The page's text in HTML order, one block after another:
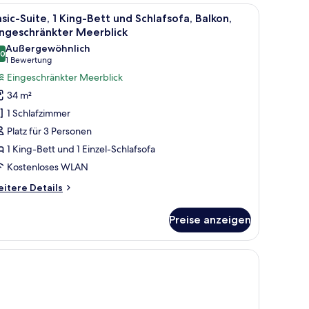
einem Schreibtisch mit Stuhl, einem Kleiderschrank, einem Badezimmer
Ein Hotelzimmer mit einem Bett, einem
12
Suite, 1 King-Bett und Schlafsofa, Balkon,
Meerblick
von 10
Außergewöhnlich
1 Bewertung
(1
Bewertung)
Eingeschränkter Meerblick
34 m²
1 Schlafzimmer
Platz für 3 Personen
1 King-Bett und 1 Einzel-Schlafsofa
Kostenloses WLAN
Details
Preise anzeigen